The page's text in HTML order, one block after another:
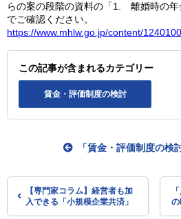
らの案の段階の資料の「1. 離婚時の年
でご確認ください。
https://www.mhlw.go.jp/content/
この記事が含まれるカテゴリー
賃金・評価制度の検討
【専門家コラム】経営者も加
入できる「小規模企業共済」
「賃金・評価制度の検